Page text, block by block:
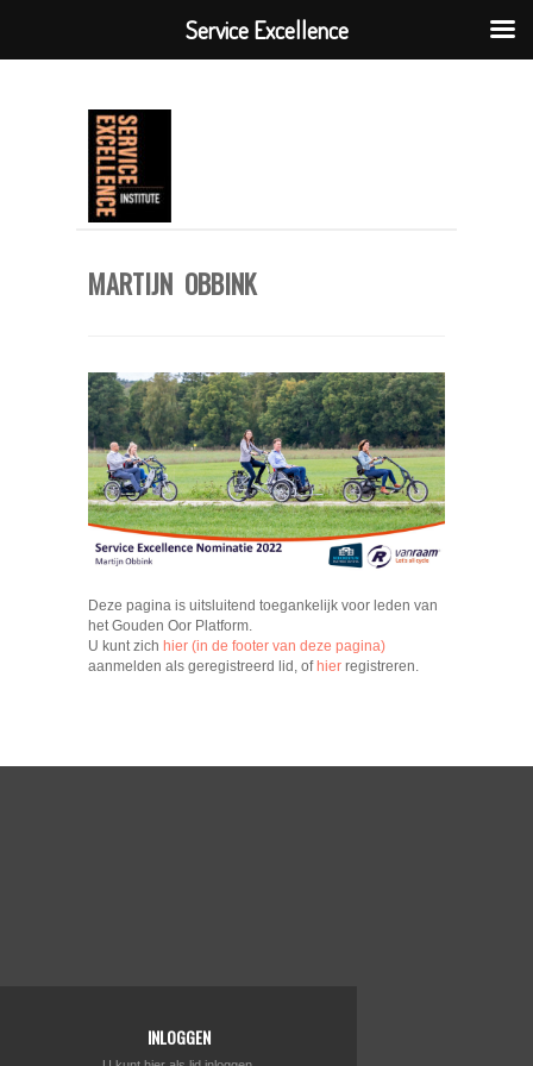
MARTIJN OBBINK
Deze pagina is uitsluitend toegankelijk voor leden van
het Gouden Oor Platform.
U kunt zich hier (in de footer van deze pagina)
aanmelden als geregistreerd lid, ofhier registreren.
INLOGGEN
Service Excellence